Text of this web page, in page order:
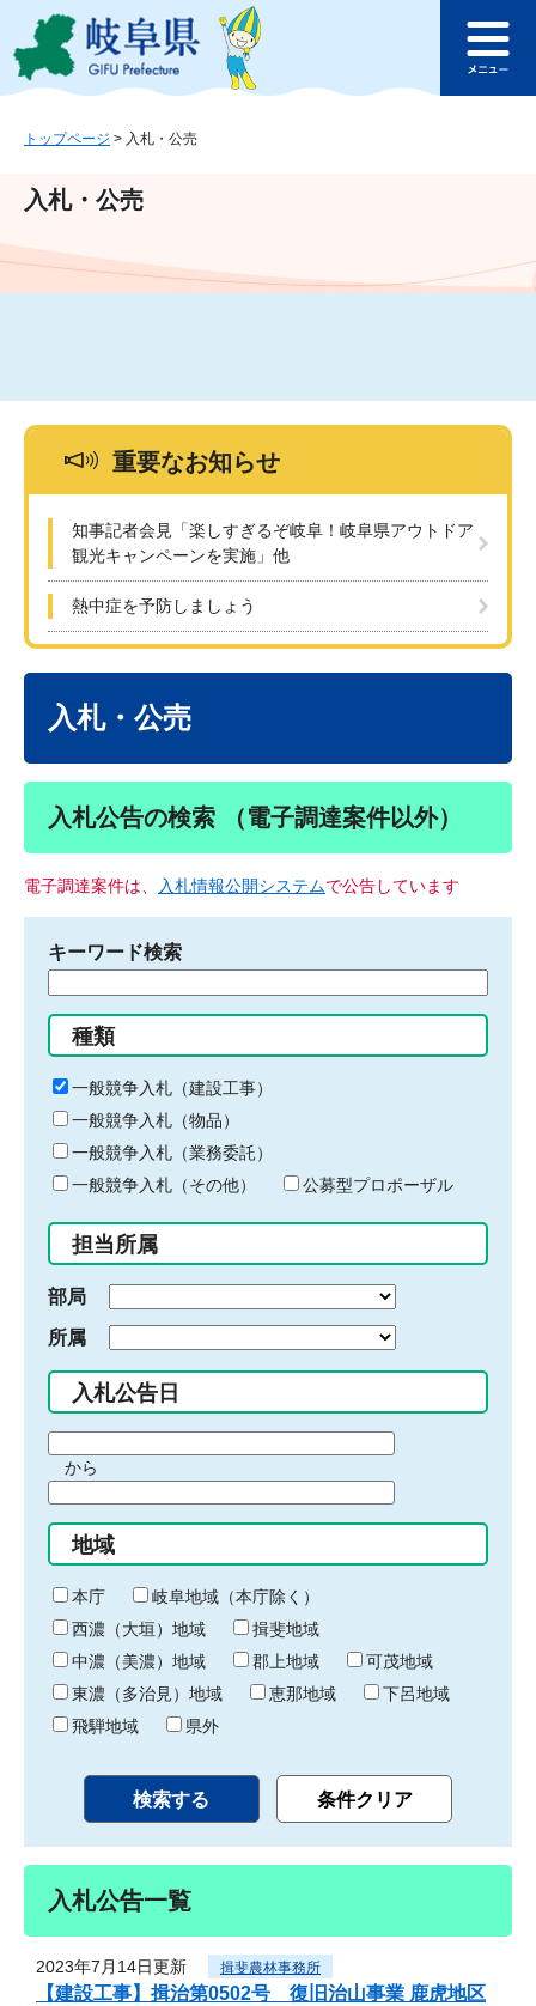
ジ
ュ
文
このページの本文へ
ュ
トップページ > 入札・公売
入札・公売
重要なお知らせ
知事記者会見「楽しすぎるぞ岐阜！岐阜県アウトドア
観光キャンペーンを実施」他
熱中症を予防しましょう
入札・公売
入札公告の検索 （電子調達案件以外）
電子調達案件は、 入札情報公開システムで公告しています
キーワード検索
る
キ
ー
ワ
ー
ド
入
力
種類
一般競争入札（建設工事）
一般競争入札（物品）
一般競争入札（業務委託）
一般競争入札（その他）
公募型プロポーザル
担当所属
部局
所属
入札公告日
間
始
り
から
間
終
わ
り
地域
本庁
岐阜地域（本庁除く）
西濃（大垣）地域
揖斐地域
中濃（美濃）地域
郡上地域
可茂地域
東濃（多治見）地域
恵那地域
下呂地域
飛騨地域
県外
入札公告一覧
2023年7月14日更新 揖斐農林事務所
【建設工事】揖治第0502号 復旧治山事業 鹿虎地区